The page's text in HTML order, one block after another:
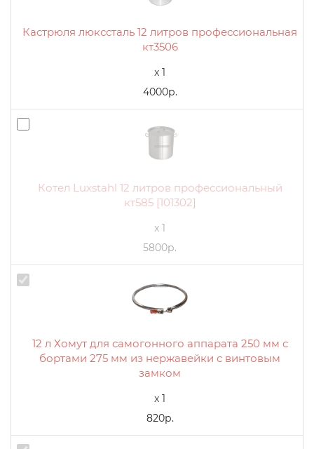
Кастрюля люкссталь 12 литров профессиональная
кт3506
x 1
4000р.
Котел Luxstahl 12 литров профессиональный
кт585 [101302]
x 1
5800р.
12 л Хомут для самогонного аппарата 250 мм с
бортами 275 мм из нержавейки с винтовым
замком
x 1
820р.